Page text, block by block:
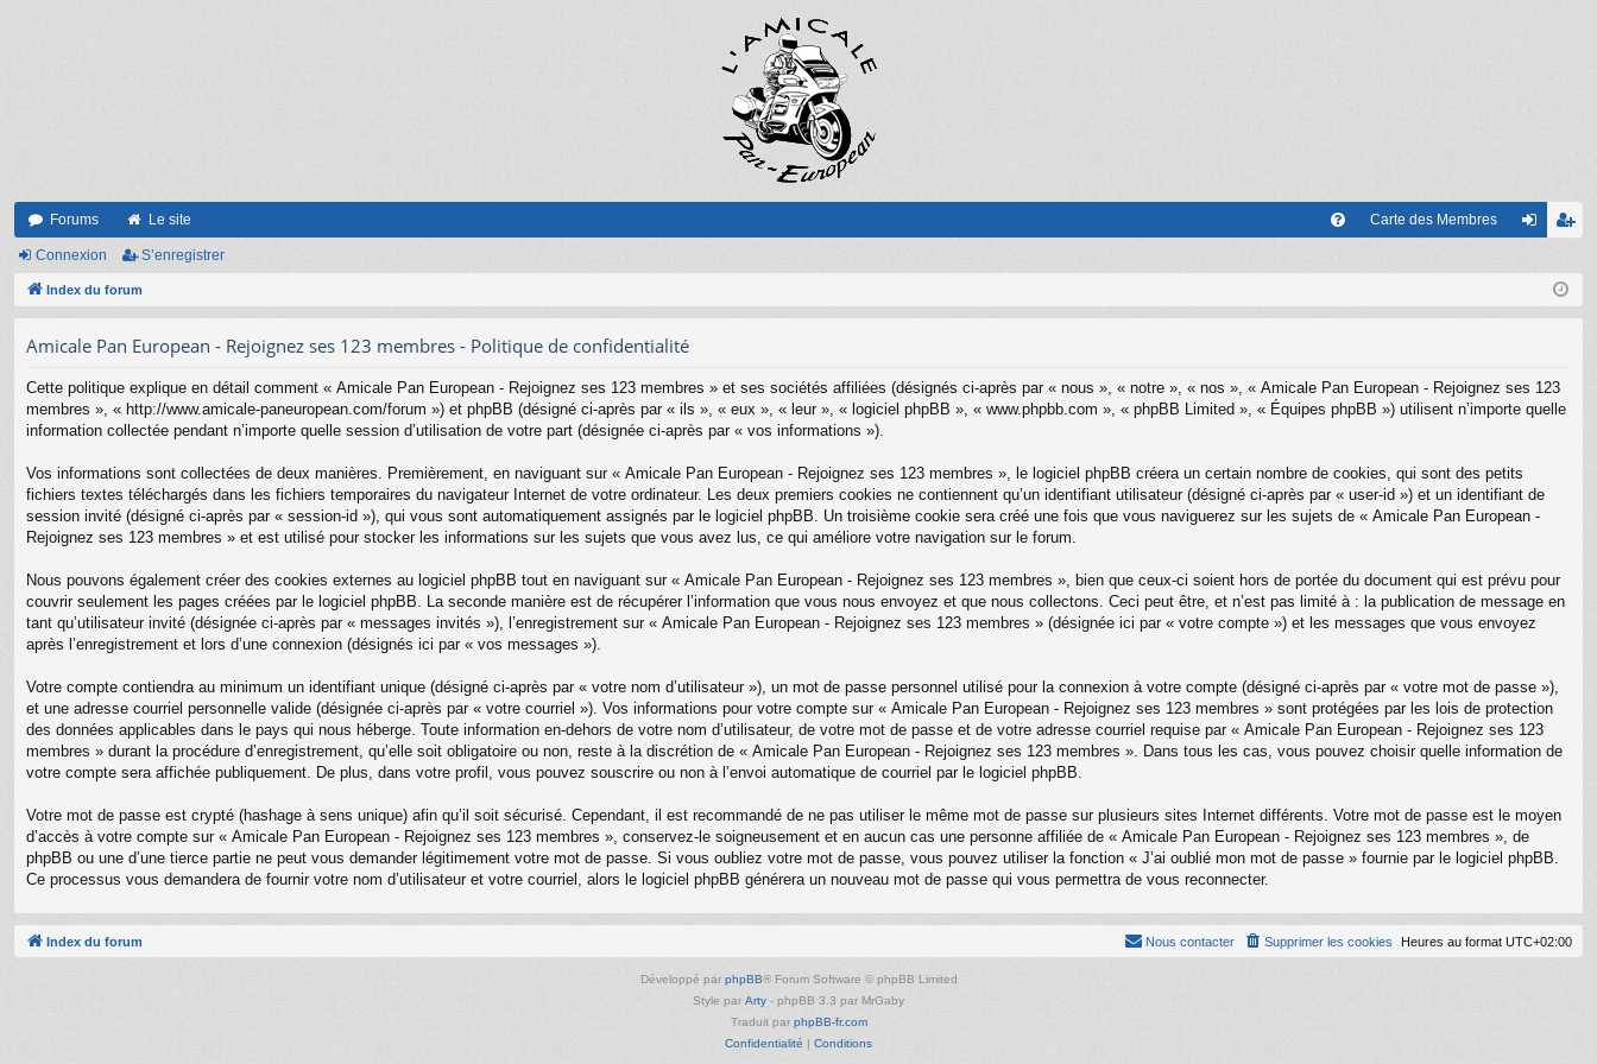
Forums Le site Carte des Membres
nr
Connexion S’enregistrer
Index du forum
Amicale Pan European - Rejoignez ses 123 membres - Politique de confidentialité
Cette politique explique en détail comment « Amicale Pan European - Rejoignez ses 123 membres » et ses sociétés affiliées (désignés ci-après par « nous », « notre », « nos », « Amicale Pan European - Rejoignez ses 123
membres », « http://www.amicale-paneuropean.com/forum ») et phpBB (désigné ci-après par « ils », « eux », « leur », « logiciel phpBB », « www.phpbb.com », « phpBB Limited », « Équipes phpBB ») utilisent n’importe quelle
information collectée pendant n’importe quelle session d’utilisation de votre part (désignée ci-après par « vos informations »).
Vos informations sont collectées de deux manières. Premièrement, en naviguant sur « Amicale Pan European - Rejoignez ses 123 membres », le logiciel phpBB créera un certain nombre de cookies, qui sont des petits
fichiers textes téléchargés dans les fichiers temporaires du navigateur Internet de votre ordinateur. Les deux premiers cookies ne contiennent qu’un identifiant utilisateur (désigné ci-après par « user-id ») et un identifiant de
session invité (désigné ci-après par « session-id »), qui vous sont automatiquement assignés par le logiciel phpBB. Un troisième cookie sera créé une fois que vous naviguerez sur les sujets de « Amicale Pan European -
Rejoignez ses 123 membres » et est utilisé pour stocker les informations sur les sujets que vous avez lus, ce qui améliore votre navigation sur le forum.
Nous pouvons également créer des cookies externes au logiciel phpBB tout en naviguant sur « Amicale Pan European - Rejoignez ses 123 membres », bien que ceux-ci soient hors de portée du document qui est prévu pour
couvrir seulement les pages créées par le logiciel phpBB. La seconde manière est de récupérer l’information que vous nous envoyez et que nous collectons. Ceci peut être, et n’est pas limité à : la publication de message en
tant qu’utilisateur invité (désignée ci-après par « messages invités »), l’enregistrement sur « Amicale Pan European - Rejoignez ses 123 membres » (désignée ici par « votre compte ») et les messages que vous envoyez
après l’enregistrement et lors d’une connexion (désignés ici par « vos messages »).
Votre compte contiendra au minimum un identifiant unique (désigné ci-après par « votre nom d’utilisateur »), un mot de passe personnel utilisé pour la connexion à votre compte (désigné ci-après par « votre mot de passe »),
et une adresse courriel personnelle valide (désignée ci-après par « votre courriel »). Vos informations pour votre compte sur « Amicale Pan European - Rejoignez ses 123 membres » sont protégées par les lois de protection
des données applicables dans le pays qui nous héberge. Toute information en-dehors de votre nom d’utilisateur, de votre mot de passe et de votre adresse courriel requise par « Amicale Pan European - Rejoignez ses 123
membres » durant la procédure d’enregistrement, qu’elle soit obligatoire ou non, reste à la discrétion de « Amicale Pan European - Rejoignez ses 123 membres ». Dans tous les cas, vous pouvez choisir quelle information de
votre compte sera affichée publiquement. De plus, dans votre profil, vous pouvez souscrire ou non à l’envoi automatique de courriel par le logiciel phpBB.
Votre mot de passe est crypté (hashage à sens unique) afin qu’il soit sécurisé. Cependant, il est recommandé de ne pas utiliser le même mot de passe sur plusieurs sites Internet différents. Votre mot de passe est le moyen
d’accès à votre compte sur « Amicale Pan European - Rejoignez ses 123 membres », conservez-le soigneusement et en aucun cas une personne affiliée de « Amicale Pan European - Rejoignez ses 123 membres », de
phpBB ou une d’une tierce partie ne peut vous demander légitimement votre mot de passe. Si vous oubliez votre mot de passe, vous pouvez utiliser la fonction « J’ai oublié mon mot de passe » fournie par le logiciel phpBB.
Ce processus vous demandera de fournir votre nom d’utilisateur et votre courriel, alors le logiciel phpBB générera un nouveau mot de passe qui vous permettra de vous reconnecter.
Index du forum Heures au format UTC+02:00
Supprimer les cookies
Nous contacter
Développé par phpBB® Forum Software © phpBB Limited
Style par Arty - phpBB 3.3 par MrGaby
Traduit par phpBB-fr.com
Confidentialité | Conditions